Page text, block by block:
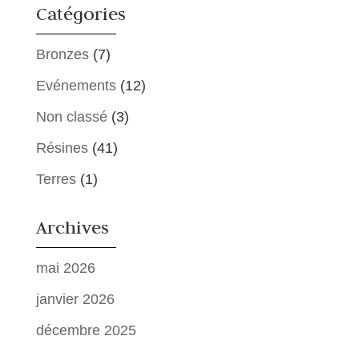
Catégories
Bronzes(7)
Evénements(12)
Non classé(3)
Résines(41)
Terres(1)
Archives
mai 2026
janvier 2026
décembre 2025